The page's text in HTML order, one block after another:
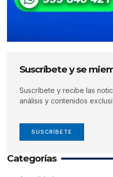
Suscríbete y se
Suscríbete y recibe las
análisis y contenidos
SUSCRÍBETE
Categorías